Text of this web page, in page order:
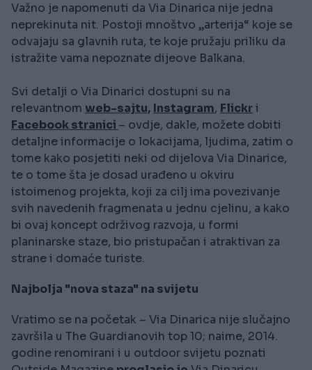
Važno je napomenuti da Via Dinarica nije jedna
neprekinuta nit. Postoji mnoštvo „arterija“ koje se
odvajaju sa glavnih ruta, te koje pružaju priliku da
istražite vama nepoznate dijeove Balkana.
Svi detalji o Via Dinarici dostupni su na
relevantnom web-sajtu, Instagram, Flickri
Facebook stranici – ovdje, dakle, možete dobiti
detaljne informacije o lokacijama, ljudima, zatim o
tome kako posjetiti neki od dijelova Via Dinarice,
te o tome šta je dosad urađeno u okviru
istoimenog projekta, koji za cilj ima povezivanje
svih navedenih fragmenata u jednu cjelinu, a kako
bi ovaj koncept održivog razvoja, u formi
planinarske staze, bio pristupačan i atraktivan za
strane i domaće turiste.
Najbolja "nova staza" na svijetu
Vratimo se na početak – Via Dinarica nije slučajno
završila u The Guardianovih top 10; naime, 2014.
godine renomirani i u outdoor svijetu poznati